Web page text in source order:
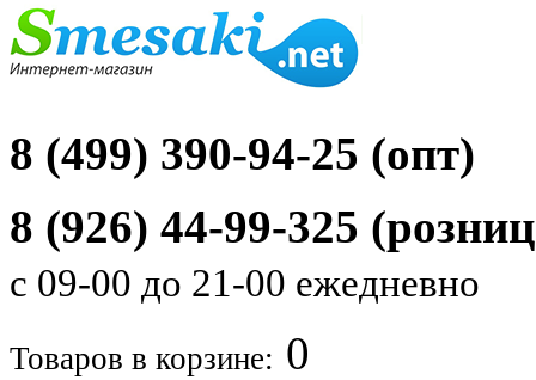
8 (499) 390-94-25 (опт)
8 (926) 44-99-325
с 09-00 до 21-00 ежедневно
Товаров в корзине: 0